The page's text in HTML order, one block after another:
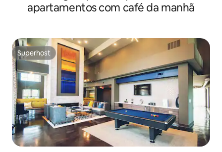
apartamentos com café da manhã
Superhost
Superhost